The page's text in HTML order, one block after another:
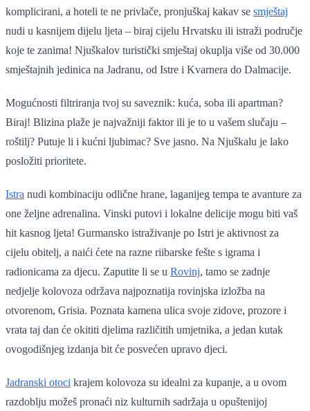
komplicirani, a hoteli te ne privlače, pronjuškaj kakav se smještaj
nudi u kasnijem dijelu ljeta – biraj cijelu Hrvatsku ili istraži područje
koje te zanima! Njuškalov turistički smještaj okuplja više od 30.000
smještajnih jedinica na Jadranu, od Istre i Kvarnera do Dalmacije.
Mogućnosti filtriranja tvoj su saveznik: kuća, soba ili apartman?
Biraj! Blizina plaže je najvažniji faktor ili je to u vašem slučaju –
roštilj? Putuje li i kućni ljubimac? Sve jasno. Na Njuškalu je lako
posložiti prioritete.
Istra nudi kombinaciju odlične hrane, laganijeg tempa te avanture za
one željne adrenalina. Vinski putovi i lokalne delicije mogu biti vaš
hit kasnog ljeta! Gurmansko istraživanje po Istri je aktivnost za
cijelu obitelj, a naići ćete na razne riibarske fešte s igrama i
radionicama za djecu. Zaputite li se u Rovinj, tamo se zadnje
nedjelje kolovoza održava najpoznatija rovinjska izložba na
otvorenom, Grisia. Poznata kamena ulica svoje zidove, prozore i
vrata taj dan će okititi djelima različitih umjetnika, a jedan kutak
ovogodišnjeg izdanja bit će posvećen upravo djeci.
Jadranski otoci krajem kolovoza su idealni za kupanje, a u ovom
razdoblju možeš pronaći niz kulturnih sadržaja u opuštenijoj